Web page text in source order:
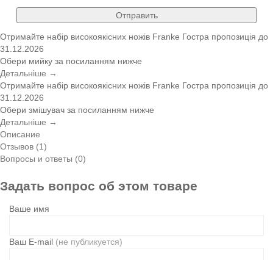
Отправить
Отримайте набір високоякісних ножів Franke Гостра пропозиція до
31.12.2026
Обери мийку за посиланням нижче
Детальніше →
Отримайте набір високоякісних ножів Franke Гостра пропозиція до
31.12.2026
Обери змішувач за посиланням нижче
Детальніше →
Описание
Отзывов (1)
Вопросы и ответы (0)
Задать вопрос об этом товаре
Ваше имя
Ваш E-mail (не публикуется)